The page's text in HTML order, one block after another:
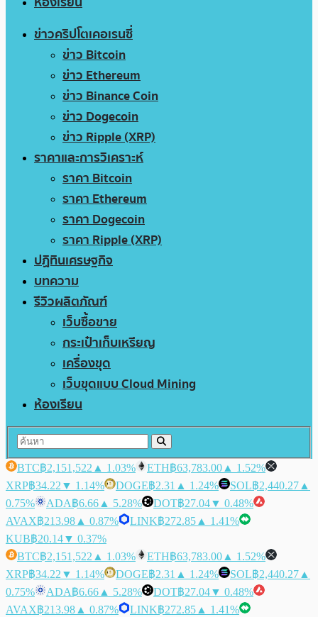
ข่าวคริปโตเคอเรนซี่
ข่าว Bitcoin
ข่าว Ethereum
ข่าว Binance Coin
ข่าว Dogecoin
ข่าว Ripple (XRP)
ราคาและการวิเคราะห์
ราคา Bitcoin
ราคา Ethereum
ราคา Dogecoin
ราคา Ripple (XRP)
ปฏิทินเศรษฐกิจ
บทความ
รีวิวผลิตภัณฑ์
เว็บซื้อขาย
กระเป๋าเก็บเหรียญ
เครื่องขุด
เว็บขุดแบบ Cloud Mining
ห้องเรียน
BTC฿2,151,522 ▲ 1.03% ETH฿63,783.00 ▲ 1.52%
XRP฿34.22 ▼ 1.14% DOGE฿2.31 ▲ 1.24% SOL฿2,440.27 ▲
0.75%
ADA฿6.66 ▲ 5.28% DOT฿27.04▼ 0.48%
AVAX฿213.98 ▲ 0.87% LINK฿272.85 ▲ 1.41%
KUB฿20.14▼ 0.37%
BTC฿2,151,522 ▲ 1.03% ETH฿63,783.00 ▲ 1.52%
XRP฿34.22 ▼ 1.14% DOGE฿2.31 ▲ 1.24% SOL฿2,440.27 ▲
0.75%
ADA฿6.66 ▲ 5.28% DOT฿27.04▼ 0.48%
AVAX฿213.98 ▲ 0.87% LINK฿272.85 ▲ 1.41%